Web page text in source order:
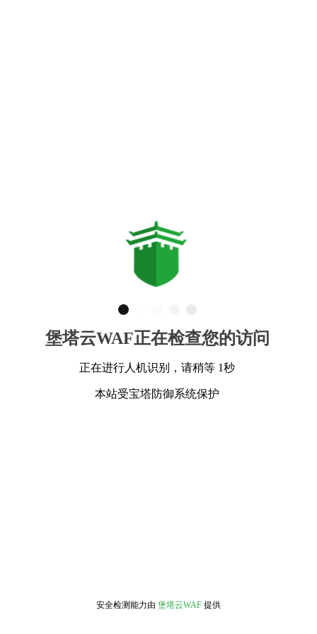
堡塔云WAF正在检查您的访问
正在进行人机识别，请稍等 1秒
本站受宝塔防御系统保护
安全检测能力由 堡塔云WAF 提供